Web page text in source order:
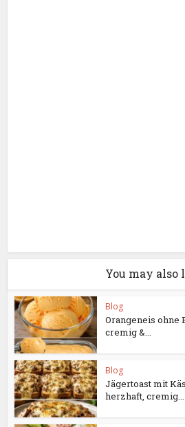
You may also
Blog
Orangeneis ohne
cremig &...
Blog
Jägertoast mit
herzhaft, cremig...